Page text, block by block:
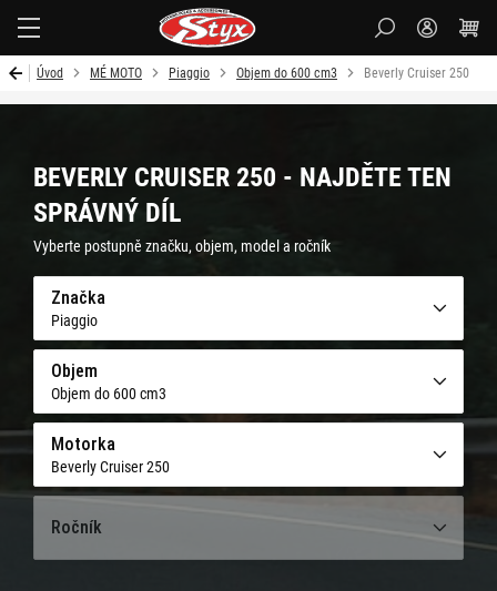
Úvod MÉ MOTO Piaggio Objem do 600 cm3 Beverly Cruiser 250
BEVERLY CRUISER 250 - NAJDĚTE TEN
SPRÁVNÝ DÍL
Vyberte postupně značku, objem, model a ročník
Značka
Piaggio
Objem
Objem do 600 cm3
Motorka
Beverly Cruiser 250
Ročník